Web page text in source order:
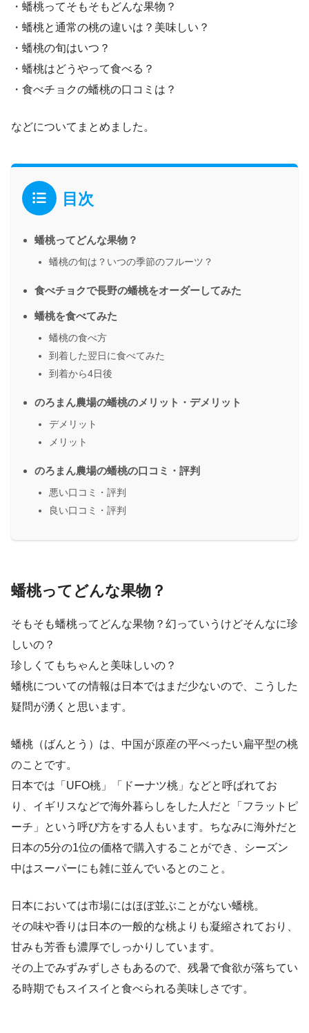
・蟠桃ってそもそもどんな果物？
・蟠桃と通常の桃の違いは？美味しい？
・蟠桃の旬はいつ？
・蟠桃はどうやって食べる？
・食べチョクの蟠桃の口コミは？
などについてまとめました。
目次
蟠桃ってどんな果物？
蟠桃の旬は？いつの季節のフルーツ？
食べチョクで長野の蟠桃をオーダーしてみた
蟠桃を食べてみた
蟠桃の食べ方
到着した翌日に食べてみた
到着から4日後
のろまん農場の蟠桃のメリット・デメリット
デメリット
メリット
のろまん農場の蟠桃の口コミ・評判
悪い口コミ・評判
良い口コミ・評判
蟠桃ってどんな果物？
そもそも蟠桃ってどんな果物？幻っていうけどそんなに珍
しいの？
珍しくてもちゃんと美味しいの？
蟠桃についての情報は日本ではまだ少ないので、こうした
疑問が湧くと思います。
蟠桃（ばんとう）は、中国が原産の平べったい扁平型の桃
のことです。
日本では「UFO桃」「ドーナツ桃」などと呼ばれてお
り、イギリスなどで海外暮らしをした人だと「フラットピ
ーチ」という呼び方をする人もいます。ちなみに海外だと
日本の5分の1位の価格で購入することができ、シーズン
中はスーパーにも雑に並んでいるとのこと。
日本においては市場にはほぼ並ぶことがない蟠桃。
その味や香りは日本の一般的な桃よりも凝縮されており、
甘みも芳香も濃厚でしっかりしています。
その上でみずみずしさもあるので、残暑で食欲が落ちてい
る時期でもスイスイと食べられる美味しさです。